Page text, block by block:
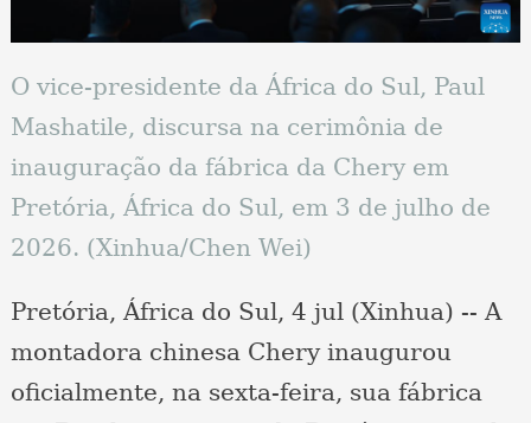
O vice-presidente da África do Sul, Paul
Mashatile, discursa na cerimônia de
inauguração da fábrica da Chery em
Pretória, África do Sul, em 3 de julho de
2026. (Xinhua/Chen Wei)
Pretória, África do Sul, 4 jul (Xinhua) -- A
montadora chinesa Chery inaugurou
oficialmente, na sexta-feira, sua fábrica